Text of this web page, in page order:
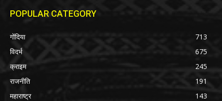
POPULAR CATEGORY
गोंदिया
713
विदर्भ
675
क्राइम
245
राजनीति
191
महाराष्ट्र
143